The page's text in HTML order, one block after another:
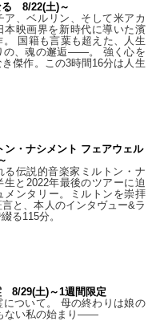
る 8/22(土)～
ア、ベルリン、そして米アカ
映画界を新時代に導いた濱
。 国籍も言葉も超えた、人生
の、魂の邂逅――。 強く心を
傑作。この3時間16分は人生
ン・ナシメント フェアウェル
る伝説的音楽家ミルトン・ナ
生と2022年最後のツアーに迫
メンタリー。ミルトンを崇拝
と、本人のインタヴュー&ラ
る115分。
29(土)～1週間限定
ついて。 母の終わりは娘の
ない私の始まり――